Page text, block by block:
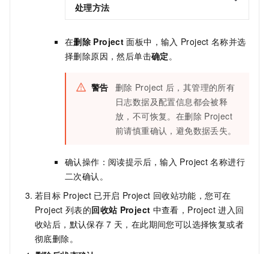
处理方法
在删除 Project 面板中，输入 Project 名称并选
择删除原因，然后单击确定 。
警告 删除 Project 后，其管理的所有
日志数据及配置信息都会被释
放，不可恢复。在删除 Project
前请慎重确认，避免数据丢失。
确认操作：阅读提示后，输入 Project 名称进行
二次确认。
若目标 Project 已开启 Project 回收站功能，您可在
Project 列表的回收站 Project 中查看，Project 进入回
收站后，默认保存 7 天，在此期间您可以选择恢复或者
彻底删除。